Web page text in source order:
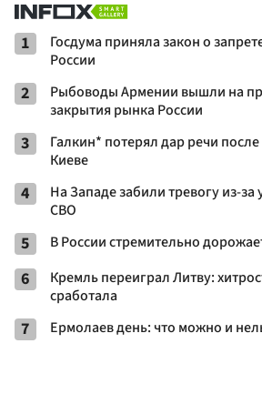
1
Госдума приняла закон о
России
2
Рыбоводы Армении вышли на
закрытия рынка России
3
Галкин* потерял дар речи
Киеве
4
На Западе забили тревогу из-
СВО
5 В России стремительно
6
Кремль переиграл Литву:
сработала
7 Ермолаев день: что можно и